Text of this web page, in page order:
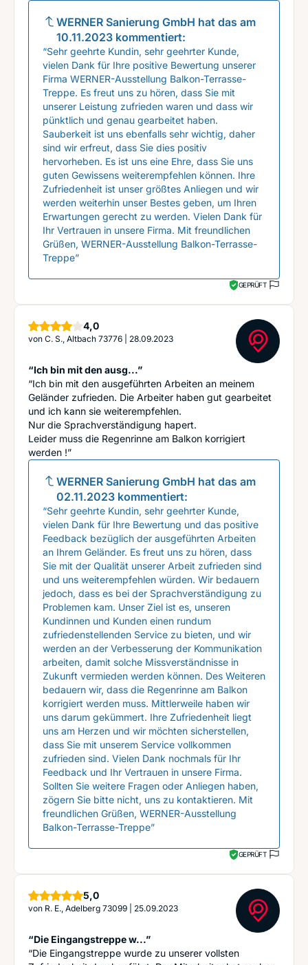
WERNER Sanierung GmbH hat das am
10.11.2023 kommentiert:
“Sehr geehrte Kundin, sehr geehrter Kunde,
vielen Dank für Ihre positive Bewertung unserer
Firma WERNER-Ausstellung Balkon-Terrasse-
Treppe. Es freut uns zu hören, dass Sie mit
unserer Leistung zufrieden waren und dass wir
pünktlich und genau gearbeitet haben.
Sauberkeit ist uns ebenfalls sehr wichtig, daher
sind wir erfreut, dass Sie dies positiv
hervorheben. Es ist uns eine Ehre, dass Sie uns
guten Gewissens weiterempfehlen können. Ihre
Zufriedenheit ist unser größtes Anliegen und wir
werden weiterhin unser Bestes geben, um Ihren
Erwartungen gerecht zu werden. Vielen Dank für
Ihr Vertrauen in unsere Firma. Mit freundlichen
Grüßen, WERNER-Ausstellung Balkon-Terrasse-
Treppe”
GEPRÜFT
4,0Sterne
von C. S., Altbach 73776 28.09.2023
“Ich bin mit den ausg...”
“Ich bin mit den ausgeführten Arbeiten an meinem
Geländer zufrieden. Die Arbeiter haben gut gearbeitet
und ich kann sie weiterempfehlen.
Nur die Sprachverständigung hapert.
Leider muss die Regenrinne am Balkon korrigiert
werden !”
WERNER Sanierung GmbH hat das am
02.11.2023 kommentiert:
“Sehr geehrte Kundin, sehr geehrter Kunde,
vielen Dank für Ihre Bewertung und das positive
Feedback bezüglich der ausgeführten Arbeiten
an Ihrem Geländer. Es freut uns zu hören, dass
Sie mit der Qualität unserer Arbeit zufrieden sind
und uns weiterempfehlen würden. Wir bedauern
jedoch, dass es bei der Sprachverständigung zu
Problemen kam. Unser Ziel ist es, unseren
Kundinnen und Kunden einen rundum
zufriedenstellenden Service zu bieten, und wir
werden an der Verbesserung der Kommunikation
arbeiten, damit solche Missverständnisse in
Zukunft vermieden werden können. Des Weiteren
bedauern wir, dass die Regenrinne am Balkon
korrigiert werden muss. Mittlerweile haben wir
uns darum gekümmert. Ihre Zufriedenheit liegt
uns am Herzen und wir möchten sicherstellen,
dass Sie mit unserem Service vollkommen
zufrieden sind. Vielen Dank nochmals für Ihr
Feedback und Ihr Vertrauen in unsere Firma.
Sollten Sie weitere Fragen oder Anliegen haben,
zögern Sie bitte nicht, uns zu kontaktieren. Mit
freundlichen Grüßen, WERNER-Ausstellung
Balkon-Terrasse-Treppe”
GEPRÜFT
5,0Sterne
von R. E., Adelberg 73099 25.09.2023
“Die Eingangstreppe w...”
“Die Eingangstreppe wurde zu unserer vollsten